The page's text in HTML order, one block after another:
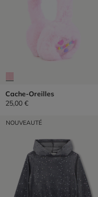
Cache-Oreilles
25,00 €
NOUVEAUTÉ